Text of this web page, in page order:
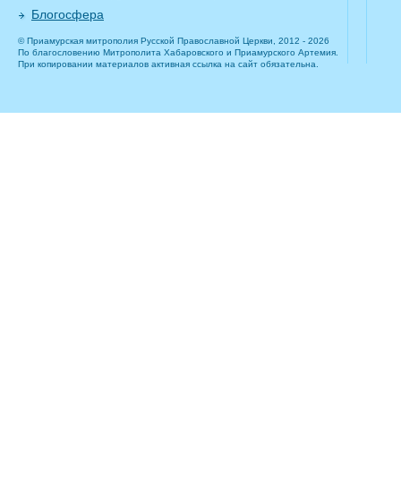
Блогосфера
© Приамурская митрополия Русской Православной Церкви, 2012 - 2026
По благословению Митрополита Хабаровского и Приамурского Артемия.
При копировании материалов активная ссылка на сайт обязательна.